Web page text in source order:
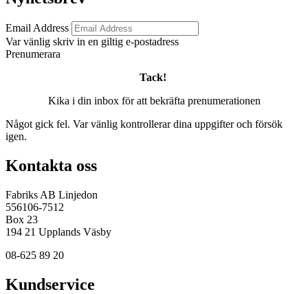
Email Address
Var vänlig skriv in en giltig e-postadress
Prenumerara
Tack!
Kika i din inbox för att bekräfta prenumerationen
Något gick fel. Var vänlig kontrollerar dina uppgifter och försök
igen.
Kontakta oss
Fabriks AB Linjedon
556106-7512
Box 23
194 21 Upplands Väsby
08-625 89 20
Kundservice